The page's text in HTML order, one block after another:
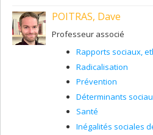
contemporaine, l'enfance
intergénérationnelle, les
migration familiale, la
des populations.
POITRAS, Dave
Professeur associé
Rapports sociaux,
Radicalisation
Prévention
Déterminants
Santé
Inégalités sociales